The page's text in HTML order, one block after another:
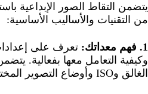
يتضمن التقاط الصور الإبداعية
من التقنيات والأساليب الأساسية:
1. فهم معداتك:
تعرف على إعدادات
وكيفية التعامل معها بفعالية.
الغالق وISO وأوضاع التصوير المختلفة.